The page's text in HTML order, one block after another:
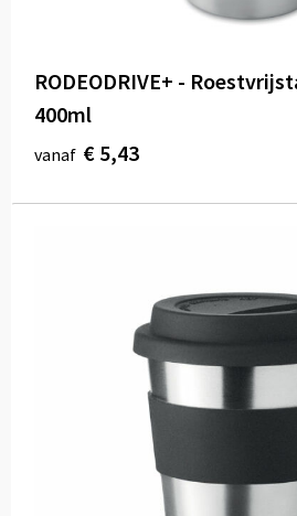
RODEODRIVE+ -
400ml
vanaf € 5,43